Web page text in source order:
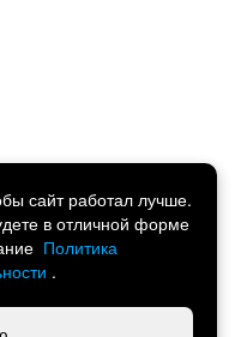
сайт работал лучше.
в отличной форме
Политика
.2014-2026